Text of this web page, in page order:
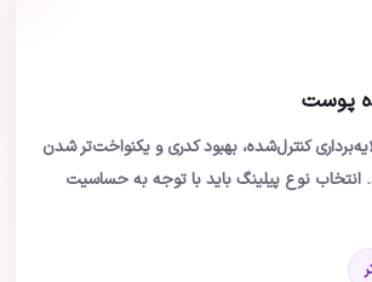
پوست
کنترل‌شده، بهبود کدری و یکنواخت‌تر شدن
نوع پیلینگ باید با توجه به حساسیت